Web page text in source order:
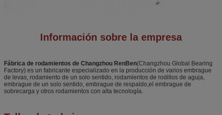
Información sobre la empresa
Fábrica de rodamientos de Changzhou RenBen(Changzhou Global Bearing
Factory) es un fabricante especializado en la producción de varios embrague
de levas, rodamiento de un solo sentido, rodamientos de rodillos de aguja,
embrague de un solo sentido, embrague de respaldo,el embrague de
sobrecarga y otros rodamientos con alta tecnología.